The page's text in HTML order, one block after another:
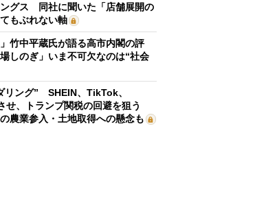
グス 同社に聞いた「店舗展開の
もぶれない軸
竹中平蔵氏が語る高市内閣の評
しのぎ」いま不可欠なのは“社会
リング” SHEIN、TikTok、
せ、トランプ関税の回避を狙う
農業参入・土地取得への懸念も